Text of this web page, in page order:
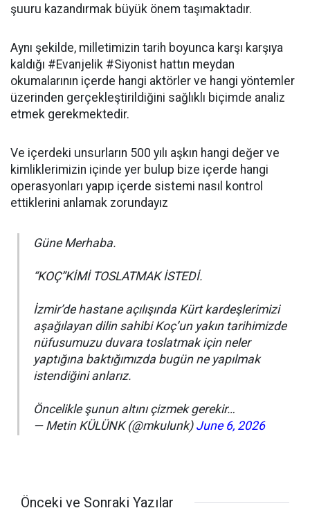
şuuru kazandırmak büyük önem taşımaktadır.
Aynı şekilde, milletimizin tarih boyunca karşı karşıya
kaldığı #Evanjelik #Siyonist hattın meydan
okumalarının içerde hangi aktörler ve hangi yöntemler
üzerinden gerçekleştirildiğini sağlıklı biçimde analiz
etmek gerekmektedir.
Ve içerdeki unsurların 500 yılı aşkın hangi değer ve
kimliklerimizin içinde yer bulup bize içerde hangi
operasyonları yapıp içerde sistemi nasıl kontrol
ettiklerini anlamak zorundayız
Güne Merhaba.
“KOÇ”KİMİ TOSLATMAK İSTEDİ.
İzmir’de hastane açılışında Kürt kardeşlerimizi
aşağılayan dilin sahibi Koç’un yakın tarihimizde
nüfusumuzu duvara toslatmak için neler
yaptığına baktığımızda bugün ne yapılmak
istendiğini anlarız.
Öncelikle şunun altını çizmek gerekir…
— Metin KÜLÜNK (@mkulunk) June 6, 2026
Önceki ve Sonraki Yazılar